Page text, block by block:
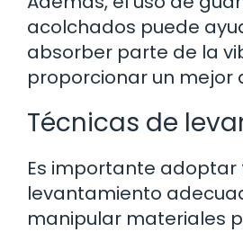
acolchados puede
absorber parte de la
proporcionar un mejor
Técnicas de
Es importante adoptar
levantamiento
manipular materiales